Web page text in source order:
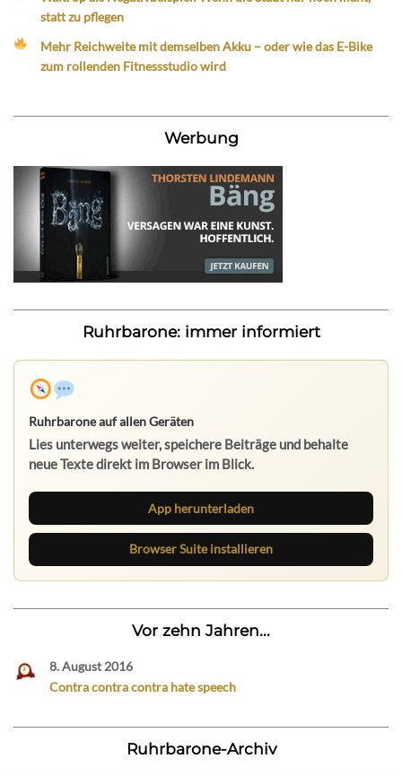
statt zu pflegen
Mehr Reichweite mit demselben Akku – oder wie das E-Bike
zum rollenden Fitnessstudio wird
Werbung
Ruhrbarone: immer informiert
Ruhrbarone auf allen Geräten
Lies unterwegs weiter, speichere Beiträge und behalte
neue Texte direkt im Browser im Blick.
App herunterladen
Browser Suite installieren
Vor zehn Jahren...
8. August 2016
Contra contra contra hate speech
Ruhrbarone-Archiv